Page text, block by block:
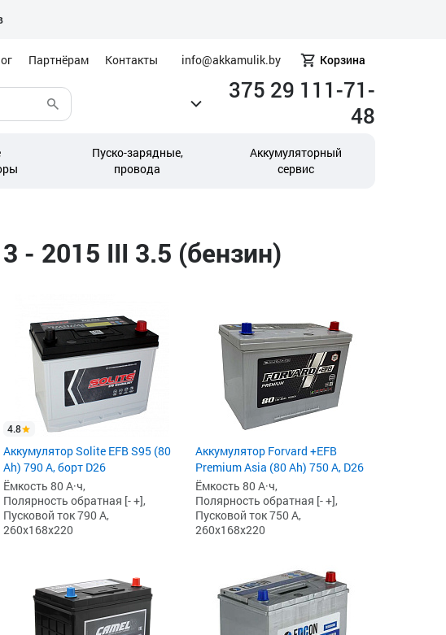
Партнёрам Контакты info@akkamulik.by Корзина
375 29 111-71-
48
Пуско-зарядные,
провода
Аккумуляторный
сервис
- 2015 III 3.5 (бензин)
4.8
Аккумулятор Solite EFB S95 (80
Ah) 790 А, борт D26
Ёмкость 80 А·ч,
Полярность обратная [- +],
Пусковой ток 790 А,
260x168x220
Аккумулятор Forvard +EFB
Premium Asia (80 Ah) 750 А, D26
Ёмкость 80 А·ч,
Полярность обратная [- +],
Пусковой ток 750 А,
260x168x220